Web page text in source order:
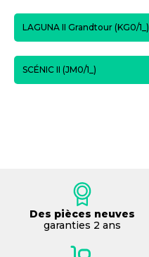
LAGUNA II Grandtour (KG0/1_)
SCÉNIC II (JM0/1_)
Des pièces neuves
garanties 2 ans